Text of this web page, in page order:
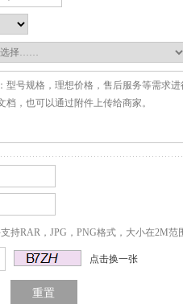
持RAR，JPG，PNG格式，大小在2M范
点击换一张